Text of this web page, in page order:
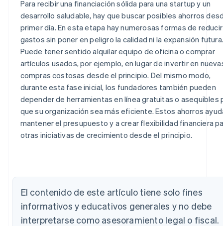
Para recibir una financiación sólida para una startup y un
desarrollo saludable, hay que buscar posibles ahorros
primer día. En esta etapa hay numerosas formas de
gastos sin poner en peligro la calidad ni la expansión futura.
Puede tener sentido alquilar equipo de oficina o comprar
artículos usados, por ejemplo, en lugar de invertir en
compras costosas desde el principio. Del mismo modo,
durante esta fase inicial, los fundadores también pueden
depender de herramientas en línea gratuitas o asequibles
que su organización sea más eficiente. Estos ahorros
mantener el presupuesto y a crear flexibilidad financiera
otras iniciativas de crecimiento desde el principio.
El contenido de este artículo tiene solo fines
informativos y educativos generales y no debe
interpretarse como asesoramiento legal o fiscal.
English
Austria
Deutsch English
Bélgica